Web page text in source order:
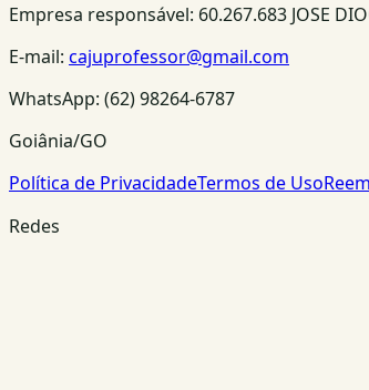
Empresa responsável: 60.267.683 JOSE
E-mail: cajuprofessor@gmail.com
WhatsApp: (62) 98264-6787
Goiânia/GO
Política de PrivacidadeTermos de Uso
Redes